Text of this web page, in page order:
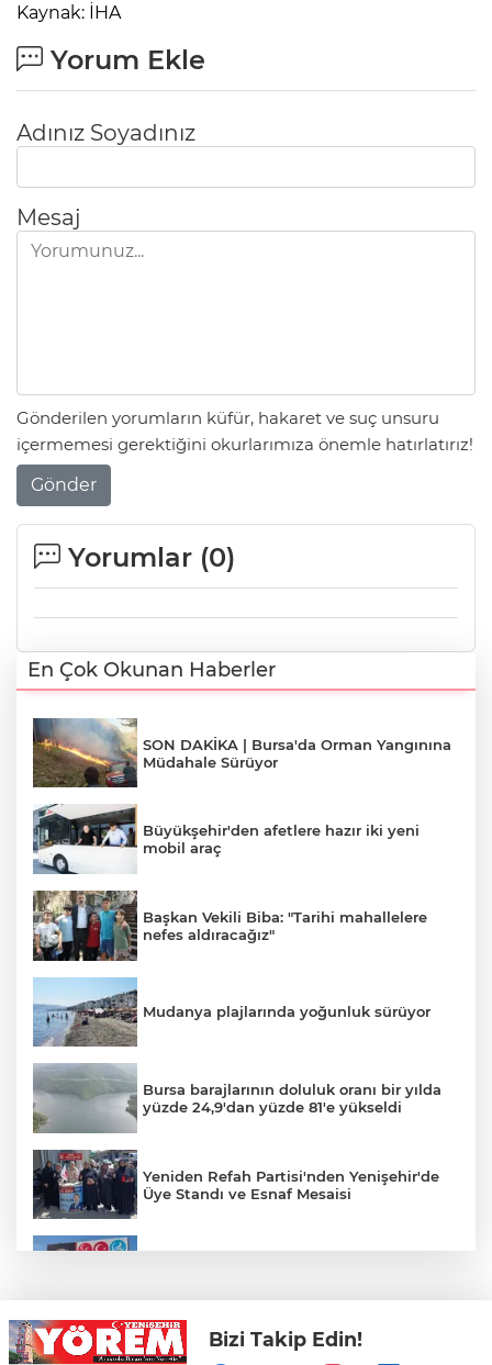
Kaynak: İHA
Yorum Ekle
Adınız Soyadınız
Mesaj
Gönderilen yorumların küfür, hakaret ve suç unsuru
içermemesi gerektiğini okurlarımıza önemle hatırlatırız!
Gönder
Yorumlar (0)
En Çok Okunan Haberler
SON DAKİKA | Bursa'da Orman Yangınına
Müdahale Sürüyor
Büyükşehir'den afetlere hazır iki yeni
mobil araç
Başkan Vekili Biba: "Tarihi mahallelere
nefes aldıracağız"
Mudanya plajlarında yoğunluk sürüyor
Bursa barajlarının doluluk oranı bir yılda
yüzde 24,9'dan yüzde 81'e yükseldi
Yeniden Refah Partisi'nden Yenişehir'de
Üye Standı ve Esnaf Mesaisi
Açıkhava’da ‘cimri’ye alkış yağmuru
Bizi Takip Edin!